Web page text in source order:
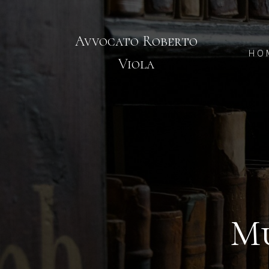
Avvocato Roberto
Viola